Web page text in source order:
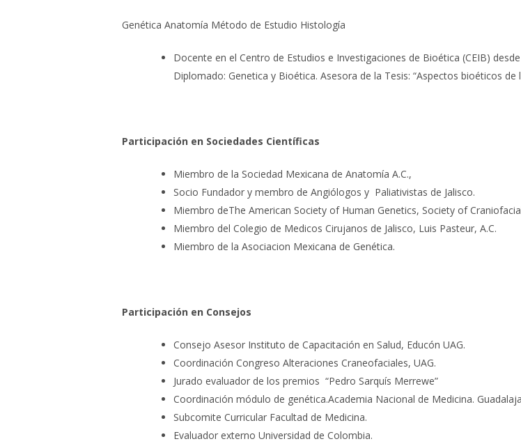
Genética Anatomía Método de Estudio Histología
Docente en el Centro de Estudios e Investigaciones de Bioética (CEIB)
Diplomado: Genetica y Bioética. Asesora de la Tesis: “Aspectos bioéticos de
Participación en Sociedades Científicas
Miembro de la Sociedad Mexicana de Anatomía A.C.,
Socio Fundador y membro de Angiólogos y Paliativistas de Jalisco.
Miembro deThe American Society of Human Genetics, Society of
Miembro del Colegio de Medicos Cirujanos de Jalisco, Luis Pasteur, A.C.
Miembro de la Asociacion Mexicana de Genética.
Participación en Consejos
Consejo Asesor Instituto de Capacitación en Salud, Educón UAG.
Coordinación Congreso Alteraciones Craneofaciales, UAG.
Jurado evaluador de los premios “Pedro Sarquís Merrewe”
Coordinación módulo de genética.Academia Nacional de Medicina.
Subcomite Curricular Facultad de Medicina.
Evaluador externo Universidad de Colombia.